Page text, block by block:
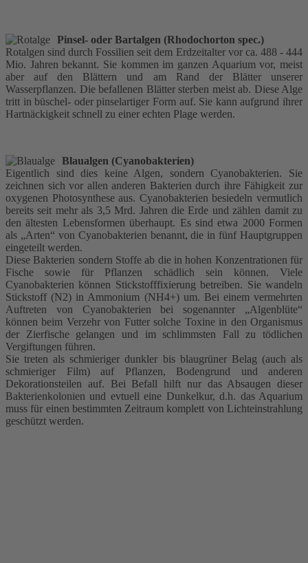
Pinsel- oder Bartalgen (Rhodochorton spec.)
Rotalgen sind durch Fossilien seit dem Erdzeitalter vor ca. 488 - 444
Mio. Jahren bekannt. Sie kommen im ganzen Aquarium vor, meist
aber auf den Blättern und am Rand der Blätter unserer
Wasserpflanzen. Die befallenen Blätter sterben meist ab. Diese Alge
tritt in büschel- oder pinselartiger Form auf. Sie kann aufgrund ihrer
Hartnäckigkeit schnell zu einer echten Plage werden.
Blaualgen (Cyanobakterien)
Eigentlich sind dies keine Algen, sondern Cyanobakterien. Sie
zeichnen sich vor allen anderen Bakterien durch ihre Fähigkeit zur
oxygenen Photosynthese aus. Cyanobakterien besiedeln vermutlich
bereits seit mehr als 3,5 Mrd. Jahren die Erde und zählen damit zu
den ältesten Lebensformen überhaupt. Es sind etwa 2000 Formen
als „Arten“ von Cyanobakterien benannt, die in fünf Hauptgruppen
eingeteilt werden.
Diese Bakterien sondern Stoffe ab die in hohen Konzentrationen für
Fische sowie für Pflanzen schädlich sein können. Viele
Cyanobakterien können Stickstofffixierung betreiben. Sie wandeln
Stickstoff (N2) in Ammonium (NH4+) um. Bei einem vermehrten
Auftreten von Cyanobakterien bei sogenannter „Algenblüte“
können beim Verzehr von Futter solche Toxine in den Organismus
der Zierfische gelangen und im schlimmsten Fall zu tödlichen
Vergiftungen führen.
Sie treten als schmieriger dunkler bis blaugrüner Belag (auch als
schmieriger Film) auf Pflanzen, Bodengrund und anderen
Dekorationsteilen auf. Bei Befall hilft nur das Absaugen dieser
Bakterienkolonien und evtuell eine Dunkelkur, d.h. das Aquarium
muss für einen bestimmten Zeitraum komplett von Lichteinstrahlung
geschützt werden.